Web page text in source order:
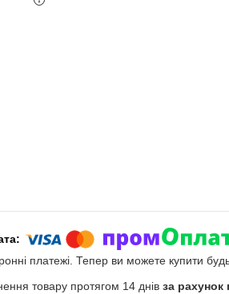
платежі. Тепер ви можете купити
товару протягом 14 днів за рахунок